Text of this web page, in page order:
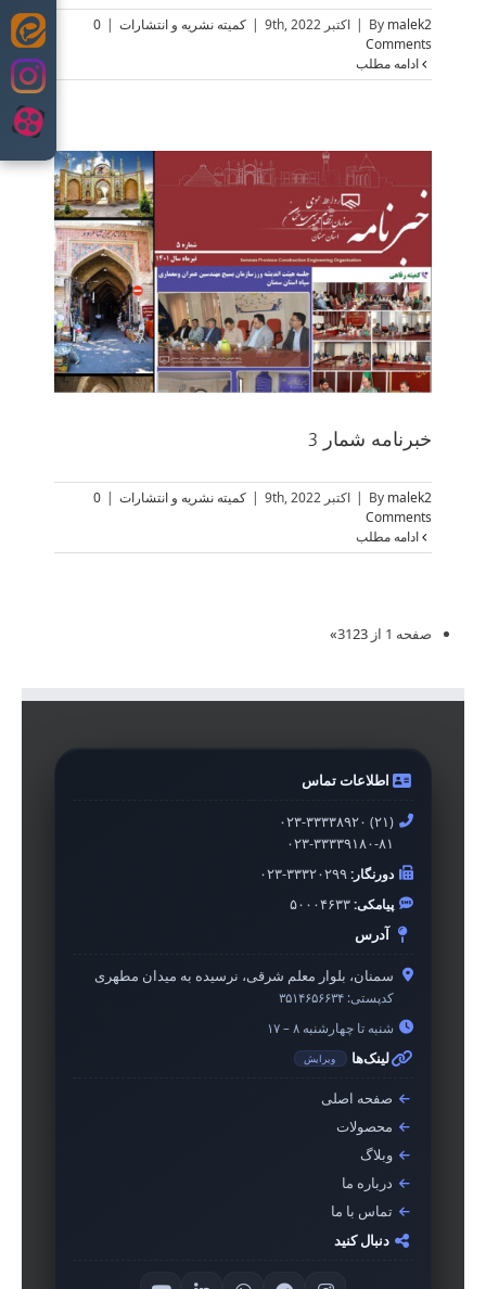
Skip
content
By malek2
| اکتبر 9th, 2022 | کمیته نشریه و انتشارات |
0
Comments
ادامه مطلب
خبرنامه شمار 3
By malek2
| اکتبر 9th, 2022 | کمیته نشریه و انتشارات |
0
Comments
ادامه مطلب
صفحه 1 از 3 123
»
اطلاعات تماس
۰۲۳-۳۳۳۳۸۹۲۰ (۲۱)
۰۲۳-۳۳۳۳۹۱۸۰-۸۱
دورنگار:۰۲۳-۳۳۳۲۰۲۹۹
پیامکی:۵۰۰۰۴۶۳۳
آدرس
سمنان، بلوار معلم شرقی، نرسیده به میدان مطهری
کدپستی: ۳۵۱۴۶۵۶۶۳۴
شنبه تا چهارشنبه ۸ – ۱۷
لینک‌ها ویرایش
صفحه اصلی
محصولات
وبلاگ
درباره ما
تماس با ما
دنبال کنید